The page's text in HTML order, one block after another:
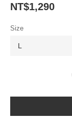
NT$1,290
Size